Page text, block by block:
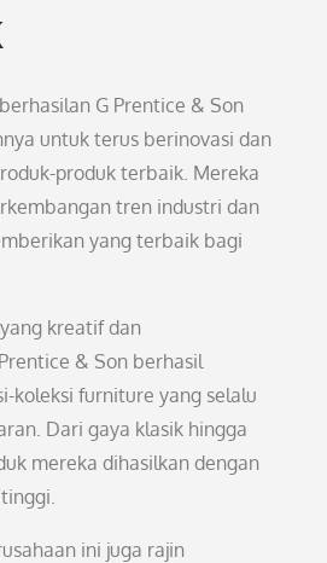
G Prentice & Son
untuk terus berinovasi dan
produk terbaik. Mereka
tren industri dan
yang terbaik bagi
kreatif dan
& Son berhasil
koleksi furniture yang selalu
Dari gaya klasik hingga
mereka dihasilkan dengan
ini juga rajin